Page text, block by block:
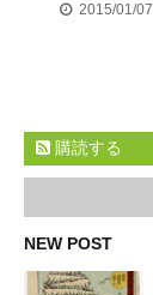
2015/01/07
購読する
NEW POST